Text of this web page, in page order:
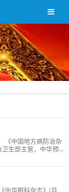
《中国地方病防治杂
生部主管，中华预
性疾病方针、政策，
的良师益友。 《中
中华眼科杂志》(月